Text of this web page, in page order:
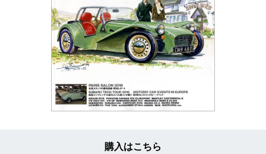
購入はこちら